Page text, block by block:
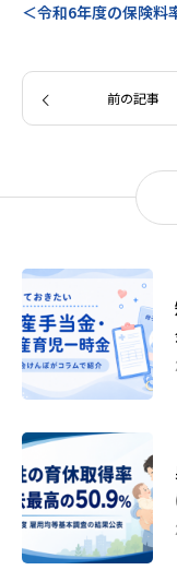
＜令和6年度の保険料
前の記事